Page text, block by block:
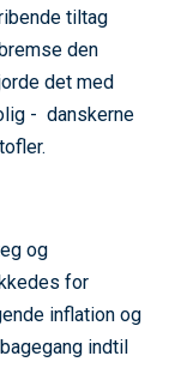
tiltag
den
det med
- danskerne
og
for
inflation og
indtil